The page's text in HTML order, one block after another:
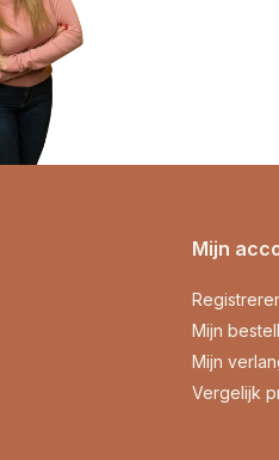
Mijn
Mijn
Mijn
Vergelijk